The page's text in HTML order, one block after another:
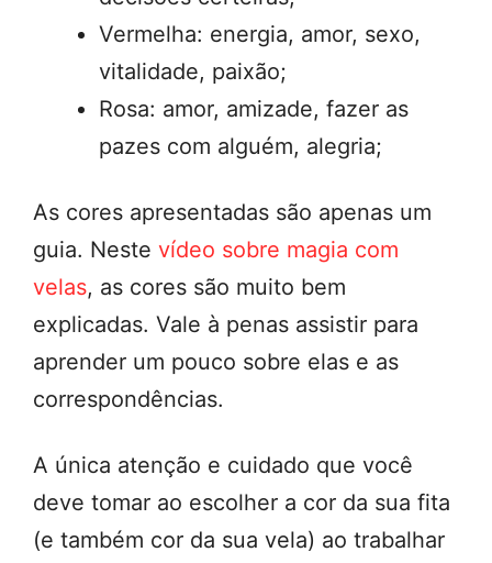
Vermelha: energia, amor, sexo,
vitalidade, paixão;
Rosa: amor, amizade, fazer as
pazes com alguém, alegria;
As cores apresentadas são apenas um
guia. Neste vídeo sobre magia com
velas, as cores são muito bem
explicadas. Vale à penas assistir para
aprender um pouco sobre elas e as
correspondências.
A única atenção e cuidado que você
deve tomar ao escolher a cor da sua fita
(e também cor da sua vela) ao trabalhar